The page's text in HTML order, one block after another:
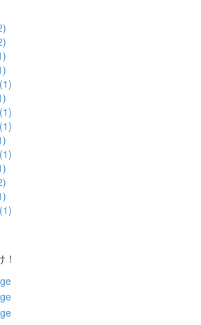
(1)
(1)
(1)
(1)
(1)